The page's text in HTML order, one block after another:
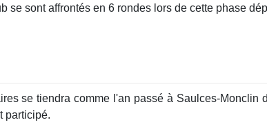
se sont affrontés en 6 rondes lors de cette phase
se tiendra comme l'an passé à Saulces-
participé.